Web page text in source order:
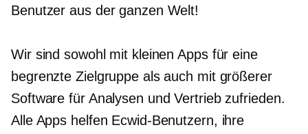
Benutzer aus der ganzen Welt!
Wir sind sowohl mit kleinen Apps für eine
begrenzte Zielgruppe als auch mit größerer
Software für Analysen und Vertrieb zufrieden.
Alle Apps helfen Ecwid-Benutzern, ihre